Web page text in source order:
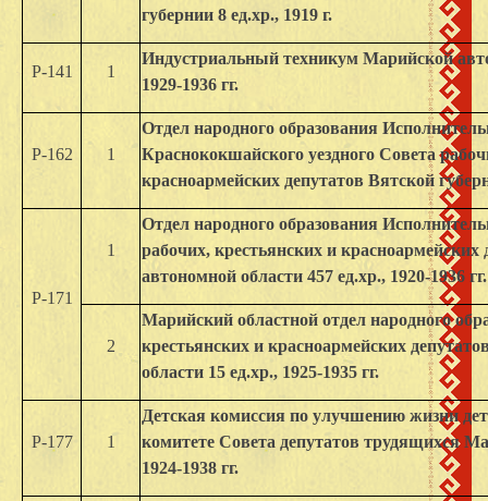
губернии 8 ед.хр., 1919 г.
Р-141 1
Индустриальный техникум Марийской
1929-1936 гг.
Р-162 1
Отдел народного образования
Краснококшайского уездного Совета
красноармейских депутатов Вятской
Р-171
1
Отдел народного образования
рабочих, крестьянских и
автономной области 457 ед.хр., 1920-1936 гг.
2
Марийский областной отдел народного
крестьянских и красноармейских
области 15 ед.хр., 1925-1935 гг.
Р-177 1
Детская комиссия по улучшению жизни
комитете Совета депутатов трудящихся
1924-1938 гг.